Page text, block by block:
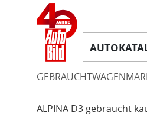
ALPINA D3 gebraucht